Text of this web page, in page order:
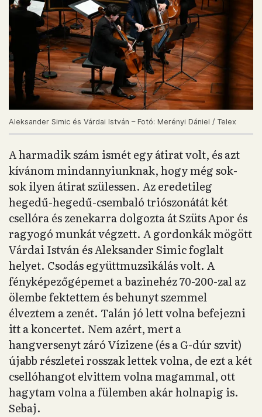
Aleksander Simic és Várdai István – Fotó: Merényi Dániel / Telex
A harmadik szám ismét egy átirat volt, és azt
kívánom mindannyiunknak, hogy még sok-
sok ilyen átirat szülessen. Az eredetileg
hegedű-hegedű-csembaló triószonátát két
csellóra és zenekarra dolgozta át Szüts Apor és
ragyogó munkát végzett. A gordonkák mögött
Várdai István és Aleksander Simic foglalt
helyet. Csodás együttmuzsikálás volt. A
fényképezőgépemet a bazinehéz 70-200-zal az
ölembe fektettem és behunyt szemmel
élveztem a zenét. Talán jó lett volna befejezni
itt a koncertet. Nem azért, mert a
hangversenyt záró Vízizene (és a G-dúr szvit)
újabb részletei rosszak lettek volna, de ezt a két
csellóhangot elvittem volna magammal, ott
hagytam volna a fülemben akár holnapig is.
Sebaj.